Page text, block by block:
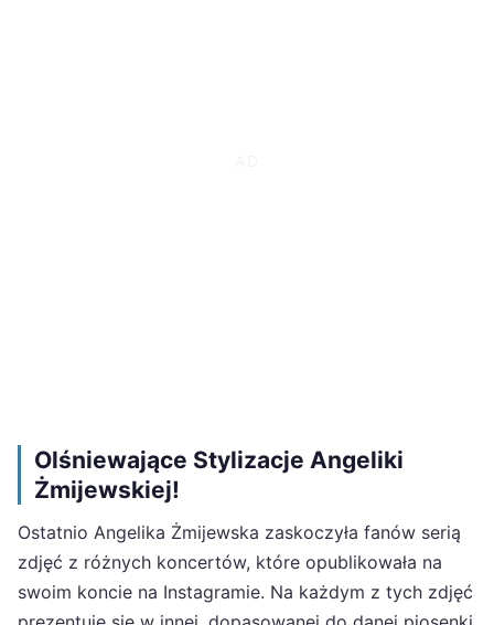
Olśniewające Stylizacje Angeliki
Żmijewskiej!
Ostatnio Angelika Żmijewska zaskoczyła fanów serią
zdjęć z różnych koncertów, które opublikowała na
swoim koncie na Instagramie. Na każdym z tych zdjęć